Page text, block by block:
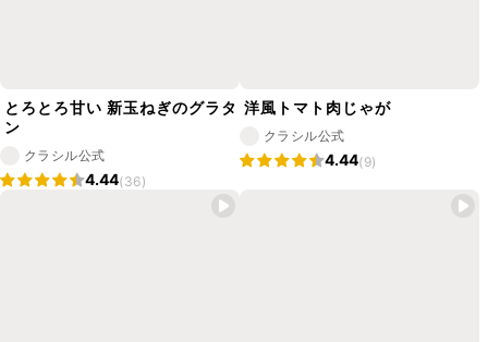
とろとろ甘い 新玉ねぎのグラタ
ン
クラシル公式
4.44(36)
洋風トマト肉じゃが
クラシル公式
4.44(9)